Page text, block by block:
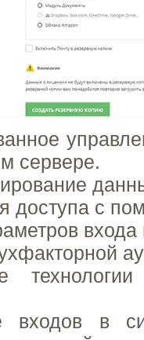
сервере.
доступа с
входа
входов в